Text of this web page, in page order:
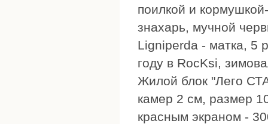
поилкой и
знахарь, мучной
Ligniperda - матка, 5
году в RocKsi,
Жилой блок "Лего
камер 2 см, размер
красным экраном -